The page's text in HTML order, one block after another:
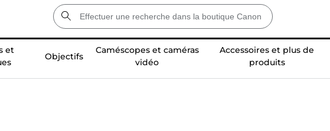
et
Objectifs
Caméscopes et caméras
vidéo
Accessoires et plus de
produits